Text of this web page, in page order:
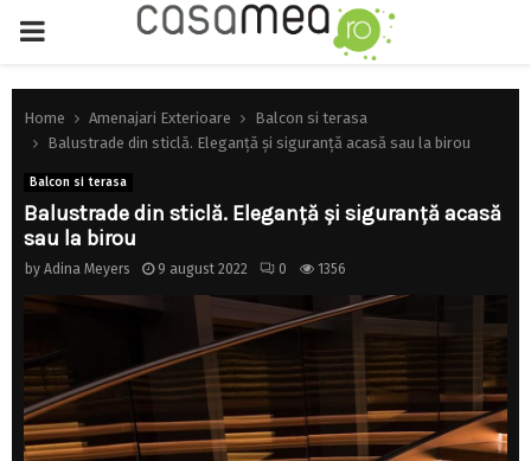
PRIMARY
MENU
Home Amenajari Exterioare
Balcon si terasa
Balustrade din sticlă. Eleganță și siguranță acasă sau la birou
Balcon si terasa
Balustrade din sticlă. Eleganță și siguranță acasă
sau la birou
by Adina Meyers 9 august 2022 0 1356